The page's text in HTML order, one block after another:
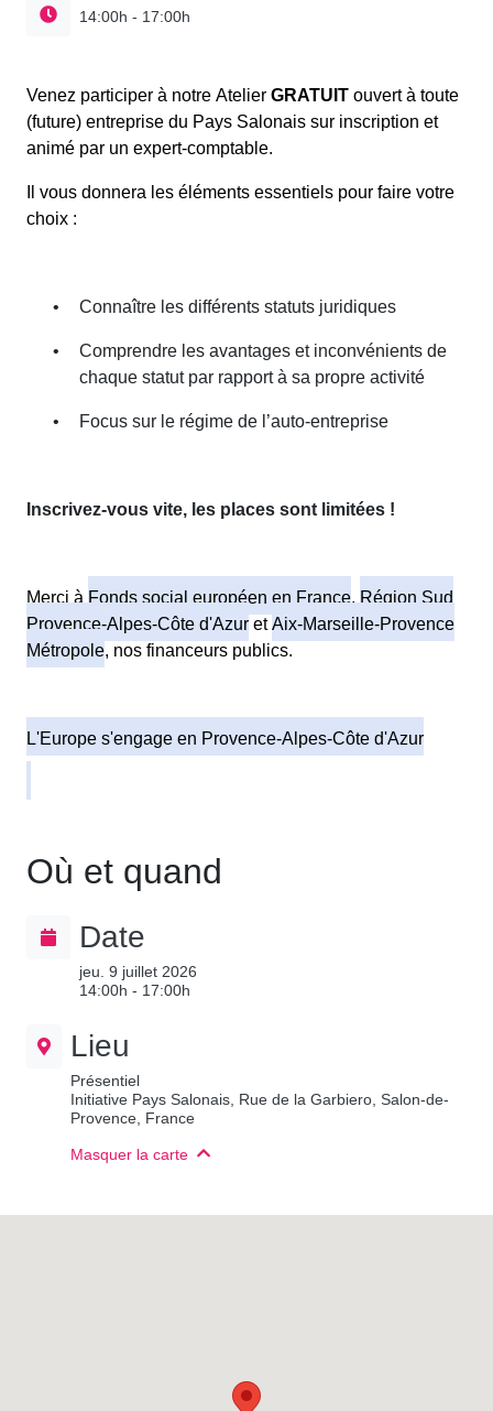
14:00h - 17:00h
Venez participer à notre AtelierGRATUITouvert à toute
(future) entreprise du Pays Salonais sur inscription et
animé par un expert-comptable.
Il vous donnera les éléments essentiels pour faire votre
choix :
• Connaître les différents statuts juridiques
• Comprendre les avantages et inconvénients de
chaque statut par rapport à sa propre activité
• Focus sur le régime de l’auto-entreprise
Inscrivez-vous vite, les places sont limitées !
Merci àFonds social européen en France,Région Sud
Provence-Alpes-Côte d'AzuretAix-Marseille-Provence
Métropole, nos financeurs publics.
L'Europe s'engage en Provence-Alpes-Côte d'Azur
Où et quand
Date
jeu. 9 juillet 2026
14:00h - 17:00h
Lieu
Présentiel
Initiative Pays Salonais, Rue de la Garbiero, Salon-de-
Provence, France
Masquer la carte